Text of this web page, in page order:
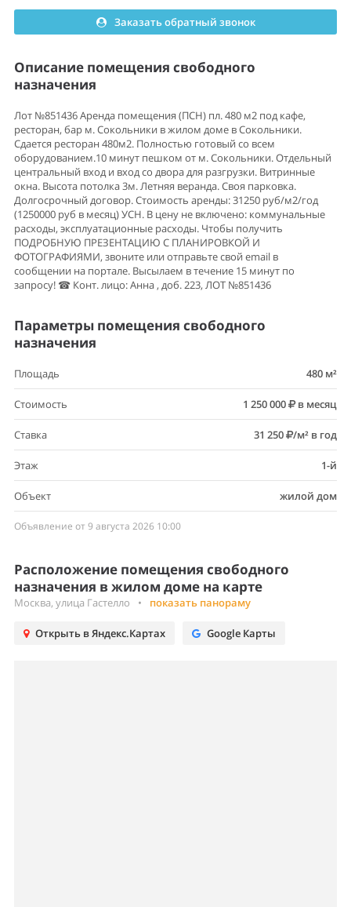
Заказать обратный звонок
Описание помещения свободного
назначения
Лот №851436 Аренда помещения (ПСН) пл. 480 м2 под кафе,
ресторан, бар м. Сокольники в жилом доме в Сокольники.
Сдается ресторан 480м2. Полностью готовый со всем
оборудованием.10 минут пешком от м. Сокольники. Отдельный
центральный вход и вход со двора для разгрузки. Витринные
окна. Высота потолка 3м. Летняя веранда. Своя парковка.
Долгосрочный договор. Стоимость аренды: 31250 руб/м2/год
(1250000 руб в месяц) УСН. В цену не включено: коммунальные
расходы, эксплуатационные расходы. Чтобы получить
ПОДРОБНУЮ ПРЕЗЕНТАЦИЮ С ПЛАНИРОВКОЙ И
ФОТОГРАФИЯМИ, звоните или отправьте свой email в
сообщении на портале. Высылаем в течение 15 минут по
запросу! ☎ Конт. лицо: Анна , доб. 223, ЛОТ №851436
Параметры помещения свободного
назначения
Площадь 480 м²
Стоимость 1 250 000 в месяц
Ставка 31 250 /м² в год
Этаж 1-й
Объект жилой дом
Объявление от 9 августа 2026 10:00
Расположение помещения свободного
назначения в жилом доме на карте
Москва, улица Гастелло • показать панораму
Открыть в Яндекс.Картах Google Карты